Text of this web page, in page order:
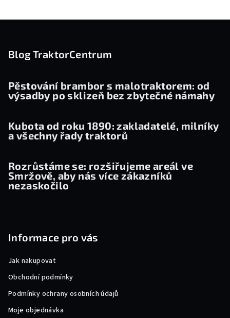
Blog TraktorCentrum
Pěstování brambor s malotraktorem: od
výsadby po sklizeň bez zbytečné námahy
Kubota od roku 1890: zakladatelé, milníky
a všechny řady traktorů
Rozrůstáme se: rozšiřujeme areál ve
Smržově, aby nás více zákazníků
nezaskočilo
Informace pro vás
Jak nakupovat
Obchodní podmínky
Podmínky ochrany osobních údajů
Moje objednávka